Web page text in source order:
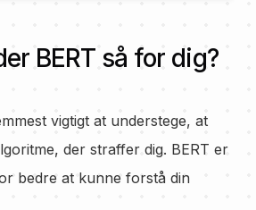
BERT så for dig?
vigtigt at understege, at
der straffer dig. BERT er
bedre at kunne forstå din